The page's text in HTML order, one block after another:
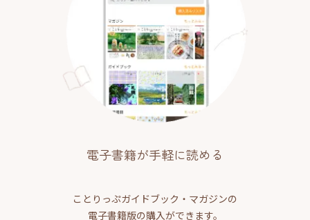
電子書籍が手軽に読める
ことりっぷガイドブック・マガジンの
電子書籍版の購入ができます。